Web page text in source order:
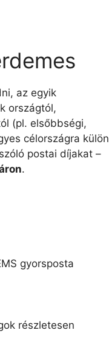
az egyik
országtól,
(pl. elsőbbségi,
célországra külön
postai díjakat –
.
gyorsposta
részletesen